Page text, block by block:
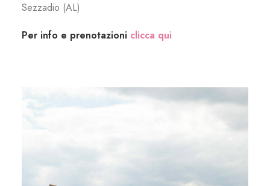
Sezzadio (AL)
Per info e prenotazioni clicca qui